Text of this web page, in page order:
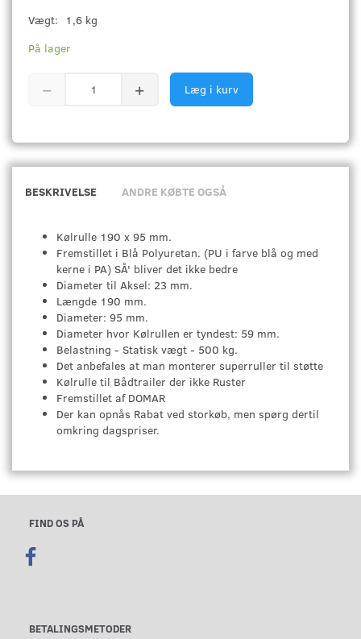
Vægt:
1,6 kg
På lager
Læg i kurv
BESKRIVELSE ANDRE KØBTE OGSÅ
Kølrulle 190 x 95 mm.
Fremstillet i Blå Polyuretan. (PU i farve blå og med
kerne i PA) SÅ' bliver det ikke bedre
Diameter til Aksel: 23 mm.
Længde 190 mm.
Diameter: 95 mm.
Diameter hvor Kølrullen er tyndest: 59 mm.
Belastning - Statisk vægt - 500 kg.
Det anbefales at man monterer superruller til støtte
Kølrulle til Bådtrailer der ikke Ruster
Fremstillet af DOMAR
Der kan opnås Rabat ved storkøb, men spørg dertil
omkring dagspriser.
FIND OS PÅ
BETALINGSMETODER